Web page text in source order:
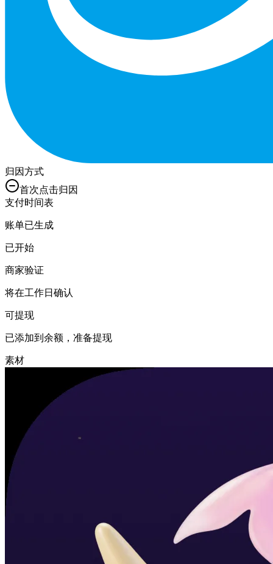
归因方式
首次点击归因
支付时间表
账单已生成
已开始
商家验证
将在工作日确认
可提现
已添加到余额，准备提现
素材